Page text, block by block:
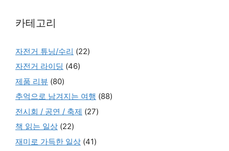
카테고리
자전거 튜닝/수리 (22)
자전거 라이딩 (46)
제품 리뷰 (80)
추억으로 남겨지는 여행 (88)
전시회 / 공연 / 축제 (27)
책 읽는 일상 (22)
재미로 가득한 일상 (41)